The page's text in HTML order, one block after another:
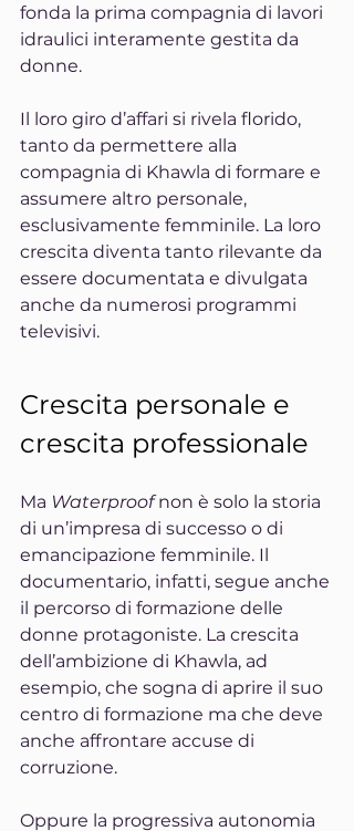
fonda la prima compagnia di lavori
idraulici interamente gestita da
donne.
Il loro giro d’affari si rivela florido,
tanto da permettere alla
compagnia di Khawla di formare e
assumere altro personale,
esclusivamente femminile. La loro
crescita diventa tanto rilevante da
essere documentata e divulgata
anche da numerosi programmi
televisivi.
Crescita personale e
crescita professionale
Ma Waterproof non è solo la storia
di un’impresa di successo o di
emancipazione femminile. Il
documentario, infatti, segue anche
il percorso di formazione delle
donne protagoniste. La crescita
dell’ambizione di Khawla, ad
esempio, che sogna di aprire il suo
centro di formazione ma che deve
anche affrontare accuse di
corruzione.
Oppure la progressiva autonomia